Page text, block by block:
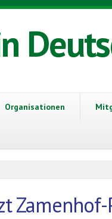
Organisationen